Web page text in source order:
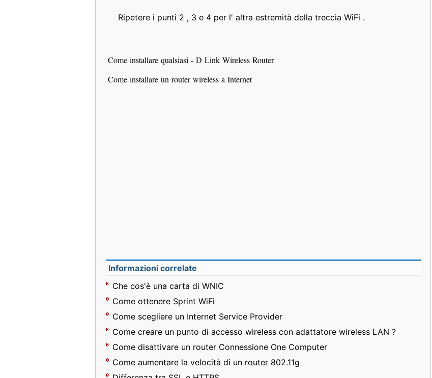
Ripetere i punti 2 , 3 e 4 per l' altra estremità della treccia WiFi .
Come installare qualsiasi - D Link Wireless Router
Come installare un router wireless a Internet
Informazioni correlate
Che cos'è una carta di WNIC
Come ottenere Sprint WiFi
Come scegliere un Internet Service Provider
Come creare un punto di accesso wireless con adattatore wireless LAN ?
Come disattivare un router Connessione One Computer
Come aumentare la velocità di un router 802.11g